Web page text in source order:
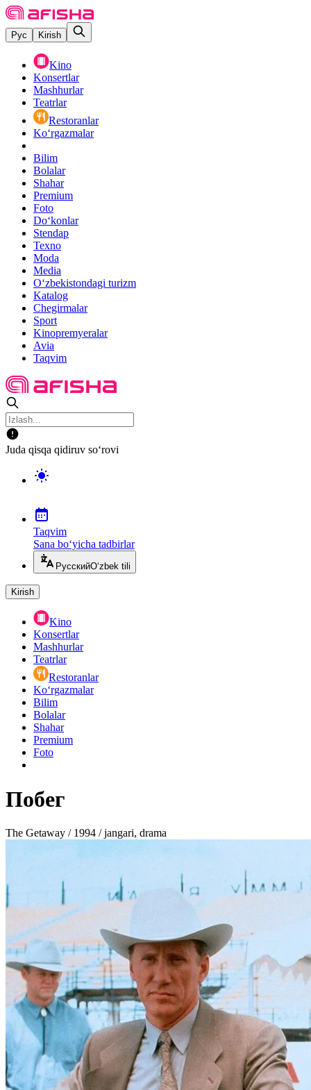
Рус Kirish
Kino
Konsertlar
Mashhurlar
Teatrlar
Restoranlar
Ko‘rgazmalar
Bilim
Bolalar
Shahar
Premium
Foto
Do‘konlar
Stendap
Texno
Moda
Media
O‘zbekistondagi turizm
Katalog
Chegirmalar
Sport
Kinopremyeralar
Avia
Taqvim
Juda qisqa qidiruv so‘rovi
Taqvim
Sana bo‘yicha tadbirlar
РусскийO‘zbek tili
Kirish
Kino
Konsertlar
Mashhurlar
Teatrlar
Restoranlar
Ko‘rgazmalar
Bilim
Bolalar
Shahar
Premium
Foto
Побег
The Getaway / 1994 / jangari, drama